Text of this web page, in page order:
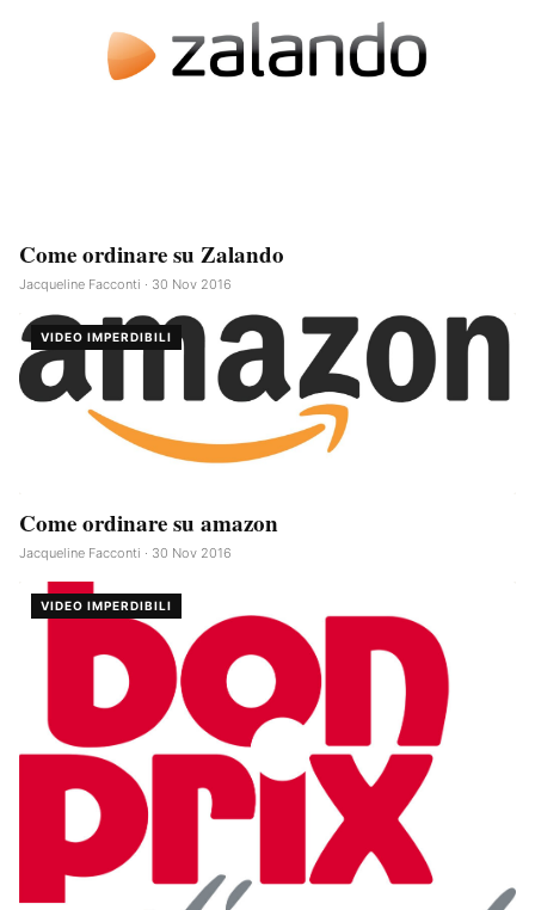
Come ordinare su Zalando
Jacqueline Facconti · 30 Nov 2016
VIDEO IMPERDIBILI
Come ordinare su amazon
Jacqueline Facconti · 30 Nov 2016
VIDEO IMPERDIBILI